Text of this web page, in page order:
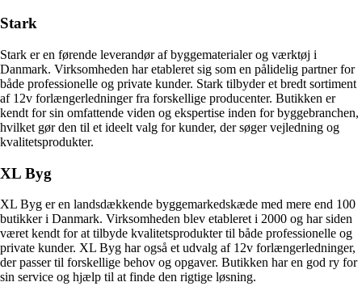
Stark
Stark er en førende leverandør af byggematerialer og værktøj i
Danmark. Virksomheden har etableret sig som en pålidelig partner for
både professionelle og private kunder. Stark tilbyder et bredt sortiment
af 12v forlængerledninger fra forskellige producenter. Butikken er
kendt for sin omfattende viden og ekspertise inden for byggebranchen,
hvilket gør den til et ideelt valg for kunder, der søger vejledning og
kvalitetsprodukter.
XL Byg
XL Byg er en landsdækkende byggemarkedskæde med mere end 100
butikker i Danmark. Virksomheden blev etableret i 2000 og har siden
været kendt for at tilbyde kvalitetsprodukter til både professionelle og
private kunder. XL Byg har også et udvalg af 12v forlængerledninger,
der passer til forskellige behov og opgaver. Butikken har en god ry for
sin service og hjælp til at finde den rigtige løsning.